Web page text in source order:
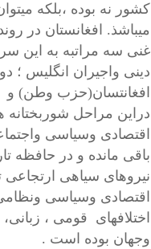
کشور نه بوده ،بلکه
میباشذ. افغانستان در
غنی سه مراتبه به این
دینی واجیران انگلیس
دراین مراحل شوربختانه
اقتصادی وسیاسی
باقی مانده و در حافظه
نیروهای سیاهی
اقتصادی وسیاسی
اختلافهای قومی ،
وجهان بوده است .